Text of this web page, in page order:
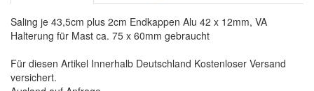
Saling je 43,5cm plus 2cm Endkappen Alu 42 x 12mm, VA
Halterung für Mast ca. 75 x 60mm gebraucht
Für diesen Artikel Innerhalb Deutschland Kostenloser Versand
versichert.